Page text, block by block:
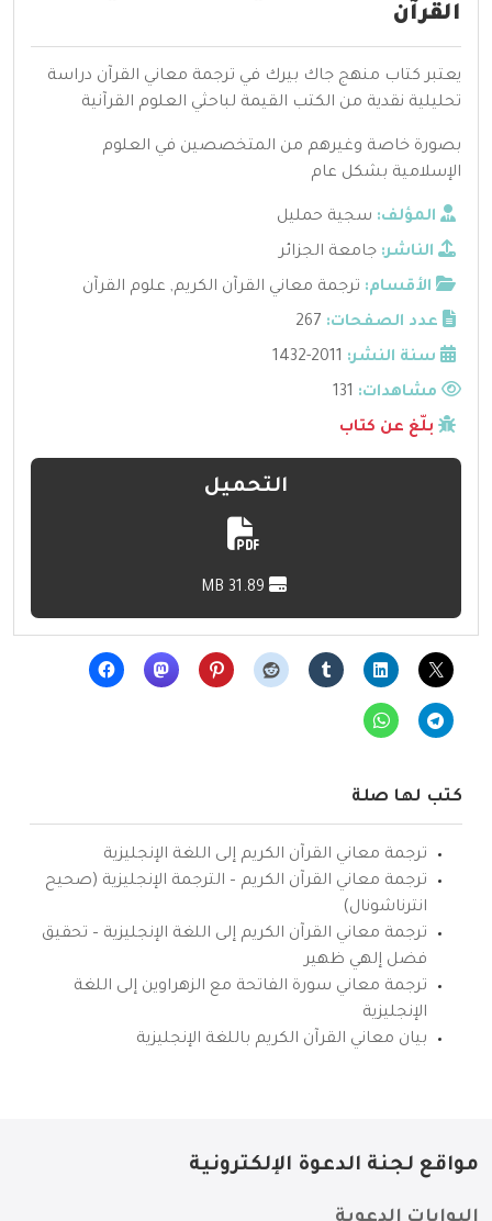
القرآن
يعتبر كتاب منهج جاك بيرك في ترجمة معاني القرآن دراسة
تحليلية نقدية من الكتب القيمة لباحثي العلوم القرآنية
بصورة خاصة وغيرهم من المتخصصين في العلوم
الإسلامية بشكل عام
المؤلف: سجية حمليل
الناشر: جامعة الجزائر
الأقسام: ترجمة معاني القرآن الكريم, علوم القرآن
عدد الصفحات: 267
سنة النشر: 2011-1432
مشاهدات:
بلّغ عن كتاب
التحميل
كتب لها صلة
ترجمة معاني القرآن الكريم إلى اللغة الإنجليزية
ترجمة معاني القرآن الكريم – الترجمة الإنجليزية (صحيح
انترناشونال)
ترجمة معاني القرآن الكريم إلى اللغة الإنجليزية – تحقيق
فضل إلهي ظهير
ترجمة معاني سورة الفاتحة مع الزهراوين إلى اللغة
الإنجليزية
بيان معاني القرآن الكريم باللغة الإنجليزية
مواقع لجنة الدعوة الإلكترونية